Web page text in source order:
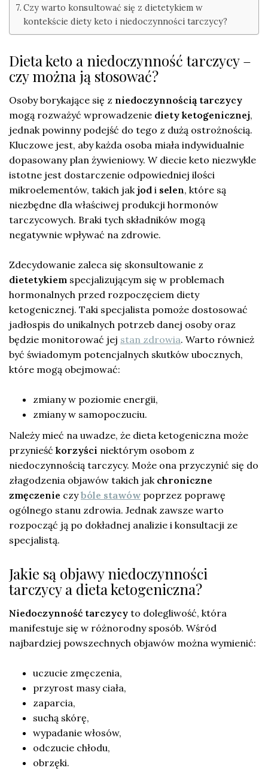
Czy warto konsultować się z dietetykiem w
kontekście diety keto i niedoczynności tarczycy?
Dieta keto a niedoczynność tarczycy –
czy można ją stosować?
Osoby borykające się z niedoczynnością tarczycy
mogą rozważyć wprowadzenie diety ketogenicznej,
jednak powinny podejść do tego z dużą ostrożnością.
Kluczowe jest, aby każda osoba miała indywidualnie
dopasowany plan żywieniowy. W diecie keto niezwykle
istotne jest dostarczenie odpowiedniej ilości
mikroelementów, takich jak jod i selen, które są
niezbędne dla właściwej produkcji hormonów
tarczycowych. Braki tych składników mogą
negatywnie wpływać na zdrowie.
Zdecydowanie zaleca się skonsultowanie z
dietetykiem specjalizującym się w problemach
hormonalnych przed rozpoczęciem diety
ketogenicznej. Taki specjalista pomoże dostosować
jadłospis do unikalnych potrzeb danej osoby oraz
będzie monitorować jej stan zdrowia. Warto również
być świadomym potencjalnych skutków ubocznych,
które mogą obejmować:
zmiany w poziomie energii,
zmiany w samopoczuciu.
Należy mieć na uwadze, że dieta ketogeniczna może
przynieść korzyści niektórym osobom z
niedoczynnością tarczycy. Może ona przyczynić się do
złagodzenia objawów takich jak chroniczne
zmęczenie czybóle stawów poprzez poprawę
ogólnego stanu zdrowia. Jednak zawsze warto
rozpocząć ją po dokładnej analizie i konsultacji ze
specjalistą.
Jakie są objawy niedoczynności
tarczycy a dieta ketogeniczna?
Niedoczynność tarczycy to dolegliwość, która
manifestuje się w różnorodny sposób. Wśród
najbardziej powszechnych objawów można wymienić:
uczucie zmęczenia,
przyrost masy ciała,
zaparcia,
suchą skórę,
wypadanie włosów,
odczucie chłodu,
obrzęki.